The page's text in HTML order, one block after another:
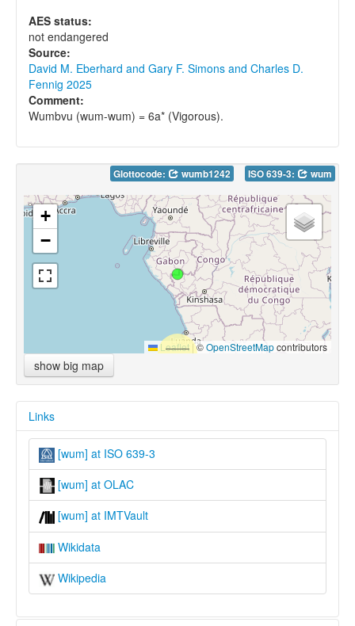
AES status:
not endangered
Source:
David M. Eberhard and Gary F. Simons and Charles D.
Fennig 2025
Comment:
Wumbvu (wum-wum) = 6a* (Vigorous).
Glottocode: wumb1242 ISO 639-3: wum
+
−
Leaflet |©OpenStreetMapcontributors
show big map
Links
[wum] at ISO 639-3
[wum] at OLAC
[wum] at IMTVault
Wikidata
Wikipedia